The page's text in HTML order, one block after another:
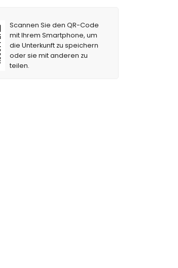
Scannen Sie den QR-Code
mit Ihrem Smartphone, um
die Unterkunft zu speichern
oder sie mit anderen zu
teilen.